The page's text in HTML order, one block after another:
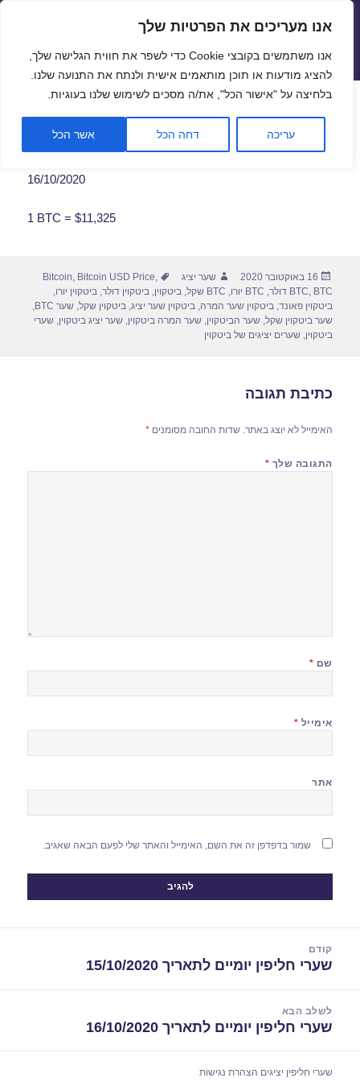
פתח
אנו מעריכים את הפרטיות שלך
אנו משתמשים בקובצי Cookie כדי לשפר את חווית הגלישה שלך,
להציג מודעות או תוכן מותאמים אישית ולנתח את התנועה שלנו.
בלחיצה על "אישור הכל", את/ה מסכים לשימוש שלנו בעוגיות.
עריכה דחה הכל אשר הכל
שערי חליפין יציגים – שער יציג
תפריטים
ווידג'טים
שער ביטקוין לתאריך 16/10/2020
16/10/2020
1 BTC = $11,325
פורסם
בתאריך
16 באוקטובר 2020 מחבר
שער יציג תגיות Bitcoin, Bitcoin USD Price,
BTC, BTC דולר , BTC יורו , BTC שקל ,ביטקוין,ביטקוין דולר,ביטקוין יורו,
ביטקוין פאונד,ביטקוין שער המרה,ביטקוין שער יציג,ביטקוין שקל,שער BTC
,
שער ביטקוין שקל,שער הביטקוין,שער המרה ביטקוין,שער יציג ביטקוין,שערי
ביטקוין,שערים יציגים של ביטקוין
כתיבת תגובה
האימייל לא יוצג באתר. שדות החובה מסומנים*
התגובה שלך *
שם *
אימייל *
אתר
שמור בדפדפן זה את השם, האימייל והאתר שלי לפעם הבאה שאגיב.
קודם
הפוסט
שערי חליפין יומיים לתאריך 15/10/2020
לשלב הבא
הפוסט
שערי חליפין יומיים לתאריך 16/10/2020
שערי חליפין יציגים הצהרת נגישות